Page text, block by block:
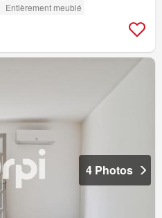
Entièrement meublé
4 Photos